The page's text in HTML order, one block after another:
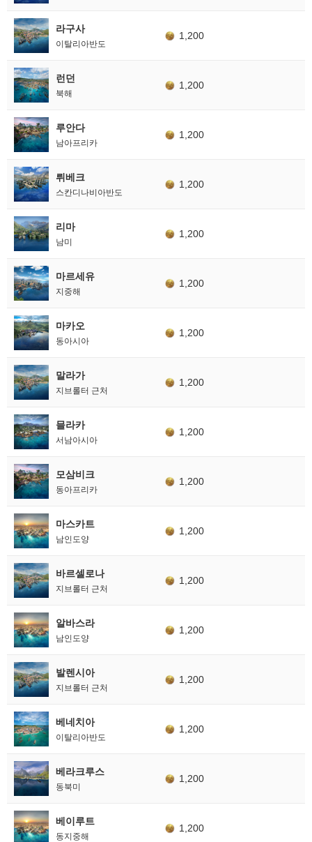
라구사
이탈리아반도
1,200
런던
북해
1,200
루안다
남아프리카
1,200
뤼베크
스칸디나비아반도
1,200
리마
남미
1,200
마르세유
지중해
1,200
마카오
동아시아
1,200
말라가
지브롤터 근처
1,200
믈라카
서남아시아
1,200
모삼비크
동아프리카
1,200
마스카트
남인도양
1,200
바르셀로나
지브롤터 근처
1,200
알바스라
남인도양
1,200
발렌시아
지브롤터 근처
1,200
베네치아
이탈리아반도
1,200
베라크루스
동북미
1,200
베이루트
동지중해
1,200